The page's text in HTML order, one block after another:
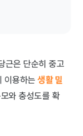
근은 단순히 중고
이용하는 생활 밀
와 충성도를 확